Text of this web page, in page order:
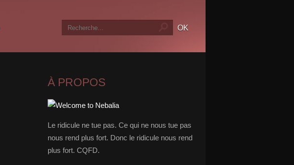
À PROPOS
Le ridicule ne tue pas. Ce qui ne nous tue pas
nous rend plus fort. Donc le ridicule nous rend
plus fort. CQFD.